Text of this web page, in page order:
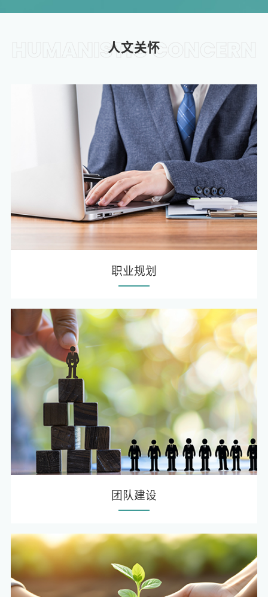
人文关怀
HUMANISTIC CONCERN
职业规划
团队建设